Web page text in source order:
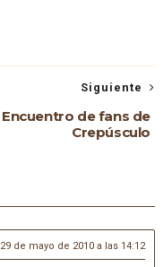
Siguiente
Encuentro de fans de
Crepúsculo
29 de mayo de 2010 a las 14:12